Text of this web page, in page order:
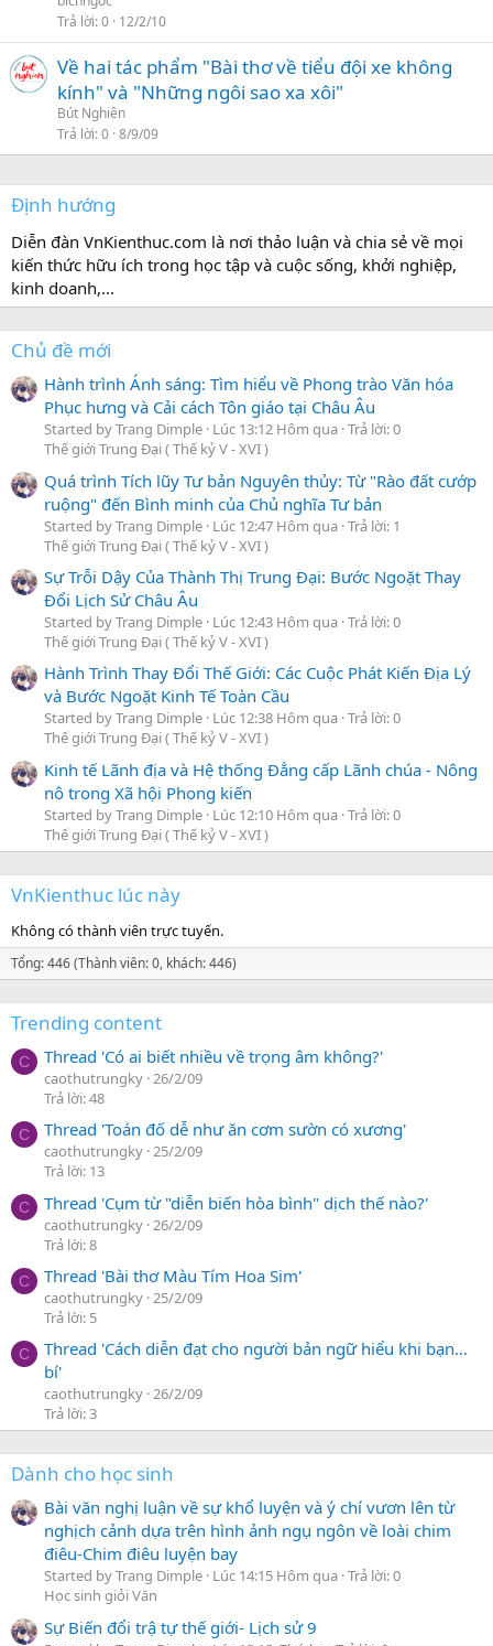
Trả lời 0 12/2/10
Về hai tác phẩm "Bài thơ về tiểu đội xe không
kính" và "Những ngôi sao xa xôi"
Bút Nghiên
Trả lời 0 8/9/09
Định hướng
Diễn đàn VnKienthuc.com là nơi thảo luận và chia sẻ về mọi
kiến thức hữu ích trong học tập và cuộc sống, khởi nghiệp,
kinh doanh,...
Chủ đề mới
Hành trình Ánh sáng: Tìm hiểu về Phong trào Văn hóa
Phục hưng và Cải cách Tôn giáo tại Châu Âu
Started by Trang Dimple Lúc 13:12 Hôm qua Trả lời: 0
Thế giới Trung Đại ( Thế kỷ V - XVI )
Quá trình Tích lũy Tư bản Nguyên thủy: Từ "Rào đất cướp
ruộng" đến Bình minh của Chủ nghĩa Tư bản
Started by Trang Dimple Lúc 12:47 Hôm qua Trả lời: 1
Thế giới Trung Đại ( Thế kỷ V - XVI )
Sự Trỗi Dậy Của Thành Thị Trung Đại: Bước Ngoặt Thay
Đổi Lịch Sử Châu Âu
Started by Trang Dimple Lúc 12:43 Hôm qua Trả lời: 0
Thế giới Trung Đại ( Thế kỷ V - XVI )
Hành Trình Thay Đổi Thế Giới: Các Cuộc Phát Kiến Địa Lý
và Bước Ngoặt Kinh Tế Toàn Cầu
Started by Trang Dimple Lúc 12:38 Hôm qua Trả lời: 0
Thế giới Trung Đại ( Thế kỷ V - XVI )
Kinh tế Lãnh địa và Hệ thống Đẳng cấp Lãnh chúa - Nông
nô trong Xã hội Phong kiến
Started by Trang Dimple Lúc 12:10 Hôm qua Trả lời: 0
Thế giới Trung Đại ( Thế kỷ V - XVI )
VnKienthuc lúc này
Không có thành viên trực tuyến.
Tổng: 446 (Thành viên: 0, khách: 446)
Trending content
C Thread 'Có ai biết nhiều về trọng âm không?'
caothutrungky 26/2/09
Trả lời: 48
C Thread 'Toán đố dễ như ăn cơm sườn có xương'
caothutrungky 25/2/09
Trả lời: 13
C Thread 'Cụm từ "diễn biến hòa bình" dịch thế nào?'
caothutrungky 26/2/09
Trả lời: 8
C Thread 'Bài thơ Màu Tím Hoa Sim'
caothutrungky 25/2/09
Trả lời: 5
C
Thread 'Cách diễn đạt cho người bản ngữ hiểu khi bạn…
bí'
caothutrungky 26/2/09
Trả lời: 3
Dành cho học sinh
Bài văn nghị luận về sự khổ luyện và ý chí vươn lên từ
nghịch cảnh dựa trên hình ảnh ngụ ngôn về loài chim
điêu-Chim điêu luyện bay
Started by Trang Dimple Lúc 14:15 Hôm qua Trả lời: 0
Học sinh giỏi Văn
Sự Biến đổi trậ tự thế giới- Lịch sử 9